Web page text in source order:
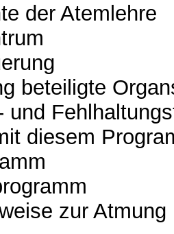
der Atemlehre
beteiligte
und
diesem
zur